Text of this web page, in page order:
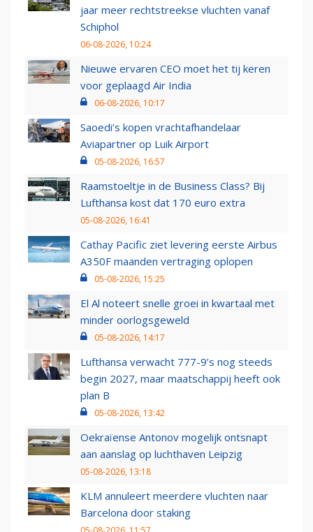
jaar meer rechtstreekse vluchten vanaf
Schiphol
06-08-2026, 10:24
Nieuwe ervaren CEO moet het tij keren
voor geplaagd Air India
06-08-2026, 10:17
Saoedi’s kopen vrachtafhandelaar
Aviapartner op Luik Airport
05-08-2026, 16:57
Raamstoeltje in de Business Class? Bij
Lufthansa kost dat 170 euro extra
05-08-2026, 16:41
Cathay Pacific ziet levering eerste Airbus
A350F maanden vertraging oplopen
05-08-2026, 15:25
El Al noteert snelle groei in kwartaal met
minder oorlogsgeweld
05-08-2026, 14:17
Lufthansa verwacht 777-9’s nog steeds
begin 2027, maar maatschappij heeft ook
plan B
05-08-2026, 13:42
Oekraïense Antonov mogelijk ontsnapt
aan aanslag op luchthaven Leipzig
05-08-2026, 13:18
KLM annuleert meerdere vluchten naar
Barcelona door staking